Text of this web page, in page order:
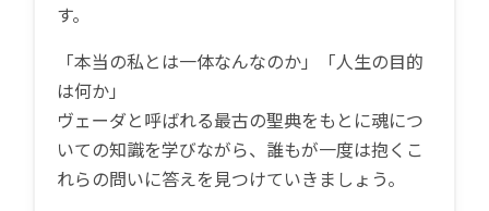
す。
「本当の私とは一体なんなのか」「人生の目的
は何か」
ヴェーダと呼ばれる最古の聖典をもとに魂につ
いての知識を学びながら、誰もが一度は抱くこ
れらの問いに答えを見つけていきましょう。